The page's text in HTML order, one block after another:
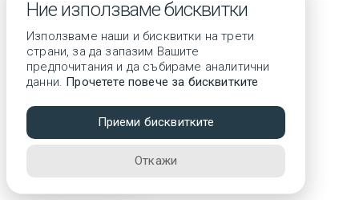
© 2026 All rights reserved
Ние използваме бисквитки
Използваме наши и бисквитки на трети
страни, за да запазим Вашите
предпочитания и да събираме аналитични
данни. Прочетете повече за бисквитките
Приеми бисквитките
Откажи